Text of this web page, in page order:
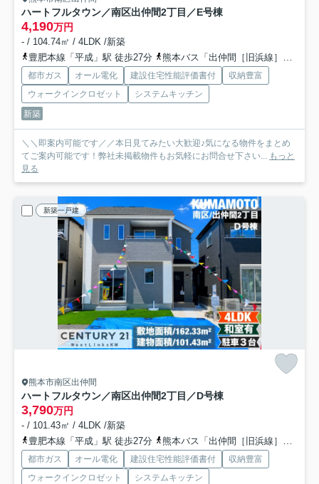
ハートフルタウン／南区出仲間2丁目／E号棟
4,190万円
- / 104.74㎡ / 4LDK /新築
豊肥本線「平成」駅 徒歩27分
熊本バス「出仲間［旧浜線］」バス停下車 徒歩3分
都市ガス オール電化 建設住宅性能評価書付
収納豊富
ウォークインクロゼット
システムキッチン
新築
＼＼即案内可能です／／本日見てみたい大歓迎♪気になる物件をまとめ
てご案内可能です！弊社未掲載物件もお気軽にお問合せ下さい... もっと
見る
新築一戸建
熊本市南区出仲間
ハートフルタウン／南区出仲間2丁目／D号棟
3,790万円
- / 101.43㎡ / 4LDK /新築
豊肥本線「平成」駅 徒歩27分
熊本バス「出仲間［旧浜線］」バス停下車 徒歩3分
都市ガス オール電化 建設住宅性能評価書付
収納豊富
ウォークインクロゼット
システムキッチン